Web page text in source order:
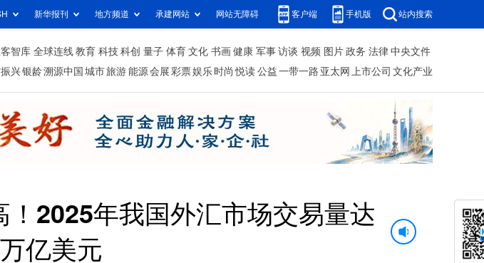
新华报刊 地方频道 承建网站 网站无障碍 客户端 手机版 站内搜索
智库 全球连线 教育 科技 科创 量子 体育 文化 书画 健康 军事 访谈 视频 图片 政务 法律 中央文件
兴银龄溯源中国 城市旅游 能源 会展 彩票娱乐 时尚 悦读 公益 一带一路 亚太网 上市公司 文化产业
2025年我国外汇市场交易量达
亿美元